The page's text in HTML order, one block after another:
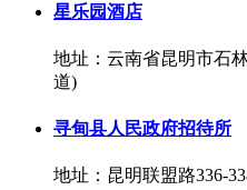
星乐园酒店
地址：云南省昆明市石
道)
寻甸县人民政府招待所
地址：昆明联盟路336-